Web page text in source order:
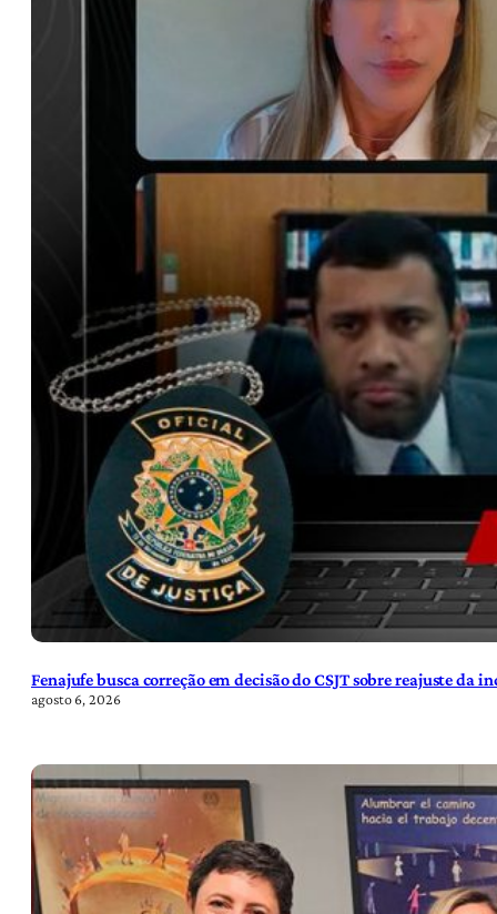
Fenajufe busca correção em decisão do CSJT sobre reajuste da
agosto 6, 2026